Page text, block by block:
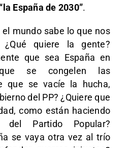
“la España de 2030”.
el mundo sabe lo que nos
¿Qué quiere la gente?
que sea España en
se congelen las
que se vacíe la hucha,
del PP? ¿Quiere que
como están haciendo
del Partido Popular?
se vaya otra vez al trío